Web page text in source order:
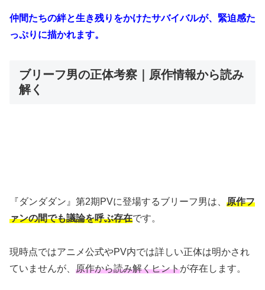
仲間たちの絆と生き残りをかけたサバイバルが、緊迫感た
っぷりに描かれます。
ブリーフ男の正体考察｜原作情報から読み
解く
『ダンダダン』第2期PVに登場するブリーフ男は、 原作フ
ァンの間でも議論を呼ぶ存在です。
現時点ではアニメ公式やPV内では詳しい正体は明かされ
ていませんが、 原作から読み解くヒントが存在します。